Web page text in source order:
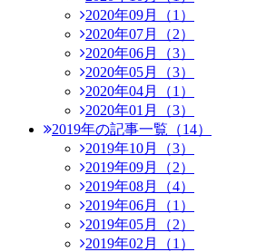
2020年09月（1）
2020年07月（2）
2020年06月（3）
2020年05月（3）
2020年04月（1）
2020年01月（3）
2019年の記事一覧（14）
2019年10月（3）
2019年09月（2）
2019年08月（4）
2019年06月（1）
2019年05月（2）
2019年02月（1）